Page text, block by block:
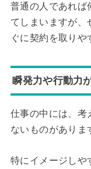
普通の人であれば
てしまいますが、
ぐに契約を取りや
瞬発力や行動力
仕事の中には、考
ないものがありま
特にイメージしや